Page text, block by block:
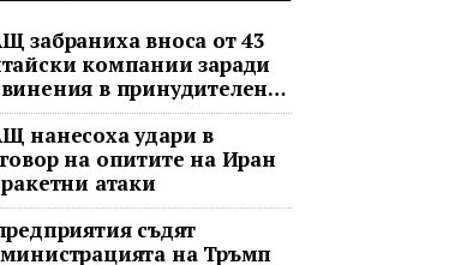
забраниха вноса от 43
компании заради
в принудителен
нанесоха удари в
на опитите на Иран
атаки
съдят
на Тръмп